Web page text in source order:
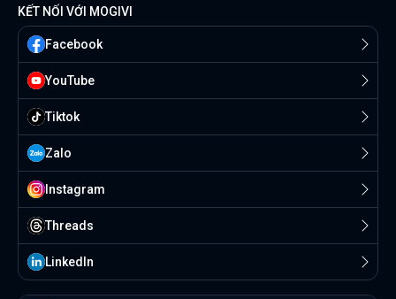
KẾT NỐI VỚI MOGIVI
Facebook
YouTube
Tiktok
Zalo
Instagram
Threads
Linkedln